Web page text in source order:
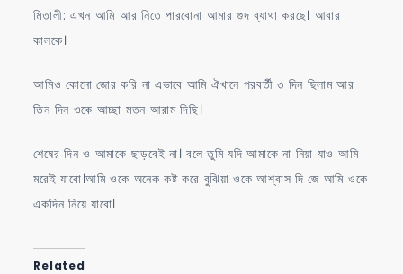
মিতালী: এখন আমি আর নিতে পারবোনা আমার গুদ ব্যাথা করছে। আবার
কালকে।
আমিও কোনো জোর করি না এভাবে আমি ঐখানে পরবর্তী ৩ দিন ছিলাম আর
তিন দিন ওকে আচ্ছা মতন আরাম দিছি।
শেষের দিন ও আমাকে ছাড়বেই না। বলে তুমি যদি আমাকে না নিয়া যাও আমি
মরেই যাবো।আমি ওকে অনেক কষ্ট করে বুঝিয়া ওকে আশ্বাস দি জে আমি ওকে
একদিন নিয়ে যাবো।
Related